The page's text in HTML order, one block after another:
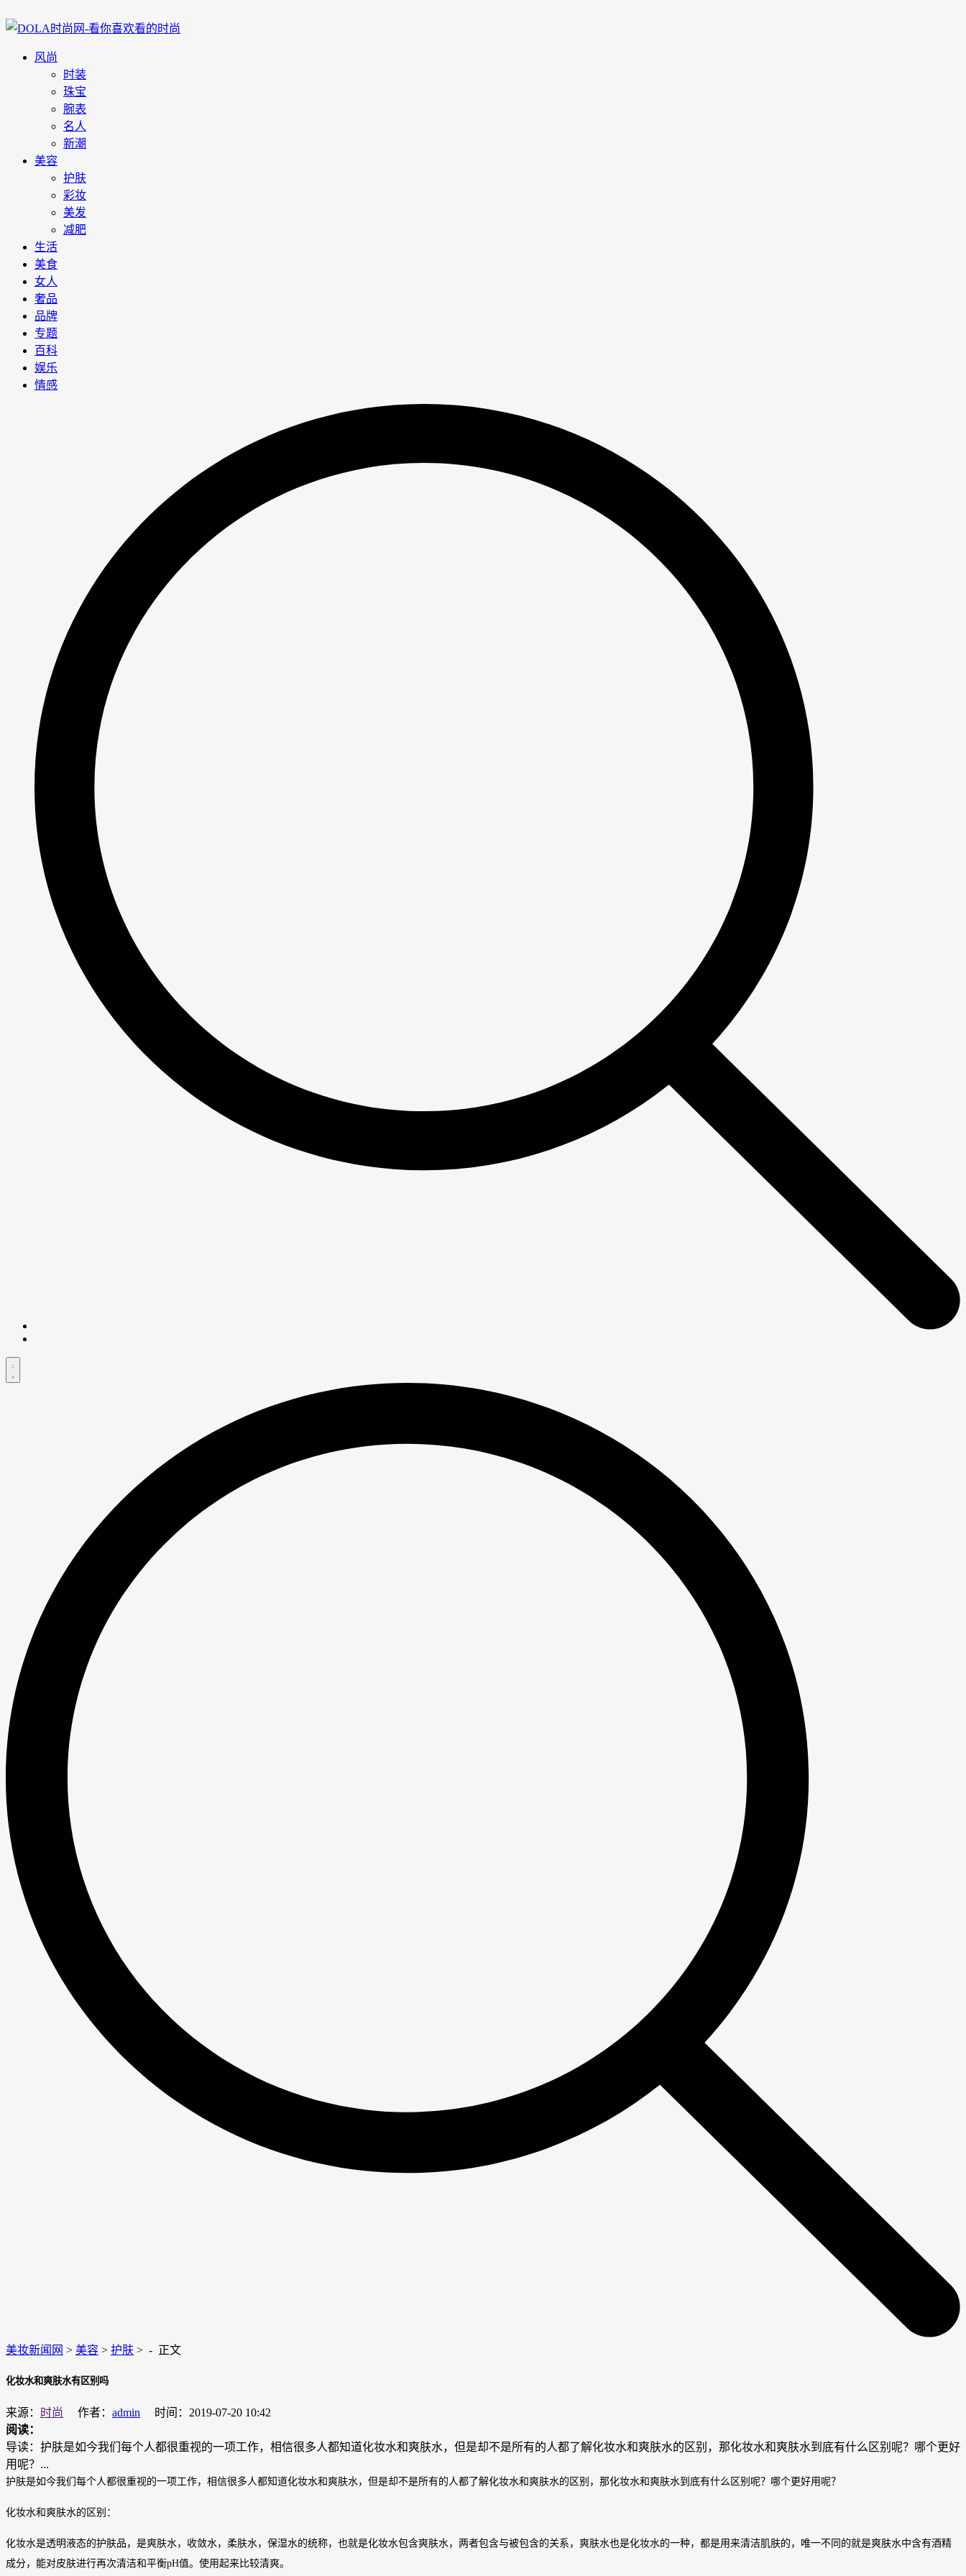
风尚
时装
珠宝
腕表
名人
新潮
美容
护肤
彩妆
美发
减肥
生活
美食
女人
奢品
品牌
专题
百科
娱乐
情感
美妆新闻网 > 美容 > 护肤 > - 正文
化妆水和爽肤水有区别吗
来源： 时尚 作者： admin
时间：2019-07-20 10:42
阅读：
导读：护肤是如今我们每个人都很重视的一项工作，相信很多人都知道化妆水和爽肤水，但是却不是所有的人都了解化妆水和爽肤水的区别，那化妆水和爽肤水到底有什么区别呢？哪个更好
用呢？...
护肤是如今我们每个人都很重视的一项工作，相信很多人都知道化妆水和爽肤水，但是却不是所有的人都了解化妆水和爽肤水的区别，那化妆水和爽肤水到底有什么区别呢？哪个更好用呢？
化妆水和爽肤水的区别：
化妆水是透明液态的护肤品，是爽肤水，收敛水，柔肤水，保湿水的统称，也就是化妆水包含爽肤水，两者包含与被包含的关系，爽肤水也是化妆水的一种，都是用来清洁肌肤的，唯一不同的就是爽肤水中含有酒精
成分，能对皮肤进行再次清洁和平衡pH值。使用起来比较清爽。